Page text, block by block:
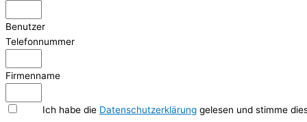
Benutzer
Telefonnummer
Firmenname
Ich habe die Datenschutzerklärung gelesen und stimme